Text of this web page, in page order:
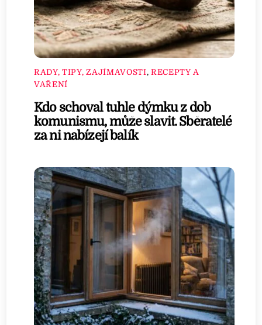
RADY, TIPY, ZAJÍMAVOSTI, RECEPTY A
VAŘENÍ
Kdo schoval tuhle dýmku z dob
komunismu, může slavit. Sběratelé
za ni nabízejí balík